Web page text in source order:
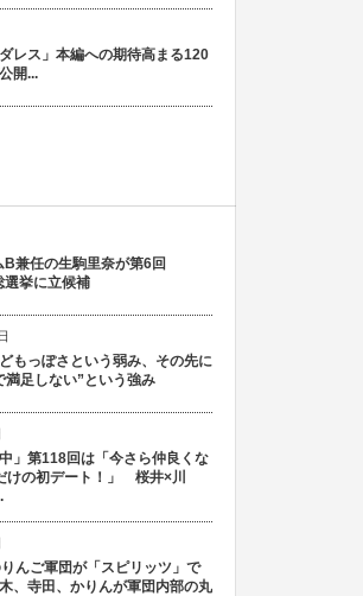
レス」本編への期待高まる120
開...
兼任の生駒里奈が第6回
挙に立候補
もっぽさという弱み、その先に
満足しない”という強み
中」第118回は「今さら仲良くな
けの初デート！」 桜井×川
んご軍団が「スピリッツ」で
、寺田、かりんが軍団内部の丸